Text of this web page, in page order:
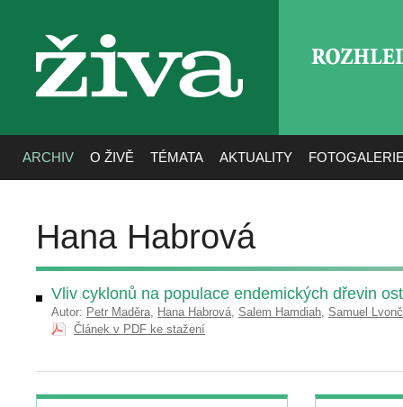
živa
ARCHIV O ŽIVĚ TÉMATA AKTUALITY
Hana Habrová
Vliv cyklonů na populace endemických dřevin
Autor: Petr Maděra, Hana Habrová, Salem Hamdiah, Samuel
Článek v PDF ke stažení